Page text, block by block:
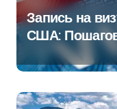
Запись на
США: